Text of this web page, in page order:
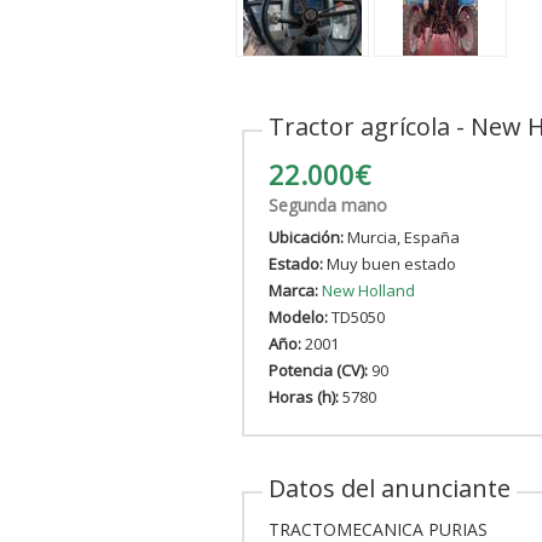
Tractor agrícola - New
22.000€
Segunda mano
Ubicación:Murcia, España
Estado:Muy buen estado
Marca:New Holland
Modelo:TD5050
Año:2001
Potencia (CV):90
Horas (h):5780
Datos del anunciante
TRACTOMECANICA PURIAS